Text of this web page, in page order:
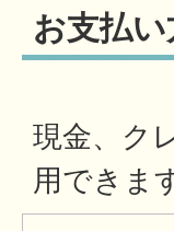
お支払
現金、ク
用できま